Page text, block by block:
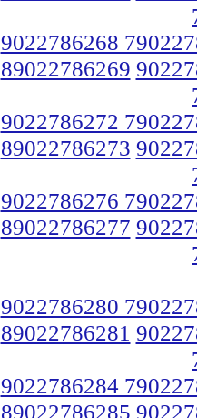
9022786268
89022786269
9022786272
89022786273
9022786276
89022786277
9022786280
89022786281
9022786284
89022786285